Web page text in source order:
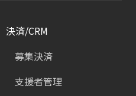
決済/CRM
募集決済
支援者管理